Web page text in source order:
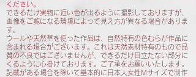
ください。
できるだけ実物に近い色が出るように撮影しておりますが、
画像をご覧になる環境によって見え方が異なる場合がありま
す。
ウールや天然草を使った作品は、自然特有の色むらが作品に
含まれる場合がございます。これは天然素材特有のもので品
質の不良ではございませんが、できるだけ目立たない部分に
くるように心掛けております。ご了承をお願いいたします。
記載がある場合を除いて基本的に日本人女性Mサイズで制作